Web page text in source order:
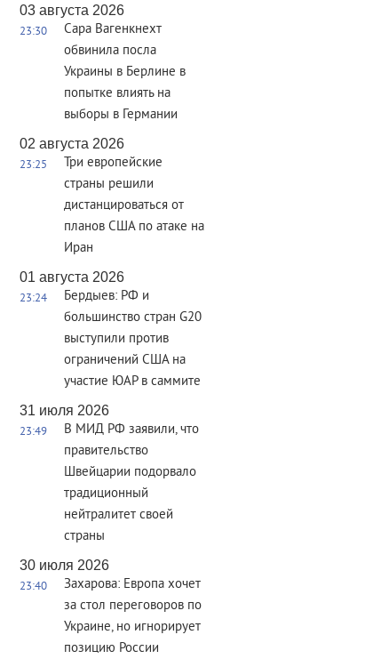
03 августа 2026
23:30
Сара Вагенкнехт
обвинила посла
Украины в Берлине в
попытке влиять на
выборы в Германии
02 августа 2026
23:25
Три европейские
страны решили
дистанцироваться от
планов США по атаке на
Иран
01 августа 2026
23:24
Бердыев: РФ и
большинство стран G20
выступили против
ограничений США на
участие ЮАР в саммите
31 июля 2026
23:49
В МИД РФ заявили, что
правительство
Швейцарии подорвало
традиционный
нейтралитет своей
страны
30 июля 2026
23:40
Захарова: Европа хочет
за стол переговоров по
Украине, но игнорирует
позицию России